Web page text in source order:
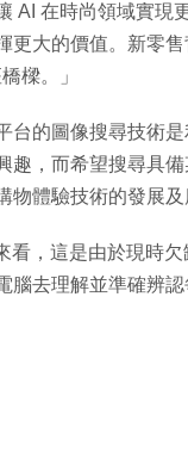
AI 在時尚領域實現
更大的價值。新零
樑。」
台的圖像搜尋技術
趣，而希望搜尋具
物體驗技術的發展及
看，這是由於現時
腦去理解並準確辨認